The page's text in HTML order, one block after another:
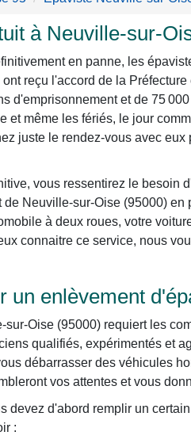
à Neuville-sur-
en panne, les
reçu l'accord de la
d'emprisonnement et de 75
et même les fériés, le jour
juste le rendez-vous avec
vous ressentirez le besoin
Neuville-sur-Oise (95000)
à deux roues, votre
connaitre ce service, nous
un enlèvement
Oise (95000) requiert les
qualifiés, expérimentés et
débarrasser des véhicules
vos attentes et vous
devez d'abord remplir un
: